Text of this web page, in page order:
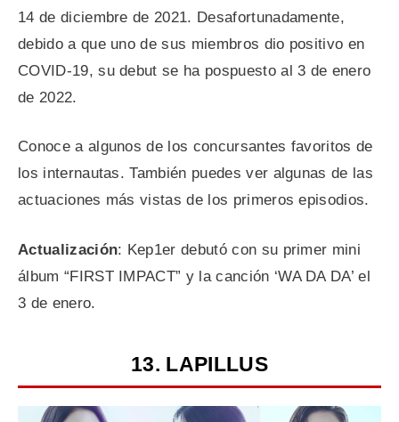
14 de diciembre de 2021. Desafortunadamente,
debido a que uno de sus miembros dio positivo en
COVID-19, su debut se ha pospuesto al 3 de enero
de 2022.
Conoce a algunos de los concursantes favoritos de
los internautas. También puedes ver algunas de las
actuaciones más vistas de los primeros episodios.
Actualización: Kep1er debutó con su primer mini
álbum “FIRST IMPACT” y la canción ‘WA DA DA’ el
3 de enero.
13. LAPILLUS